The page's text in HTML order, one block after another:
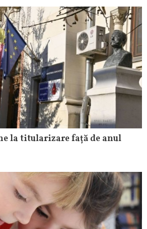
la titularizare față de anul